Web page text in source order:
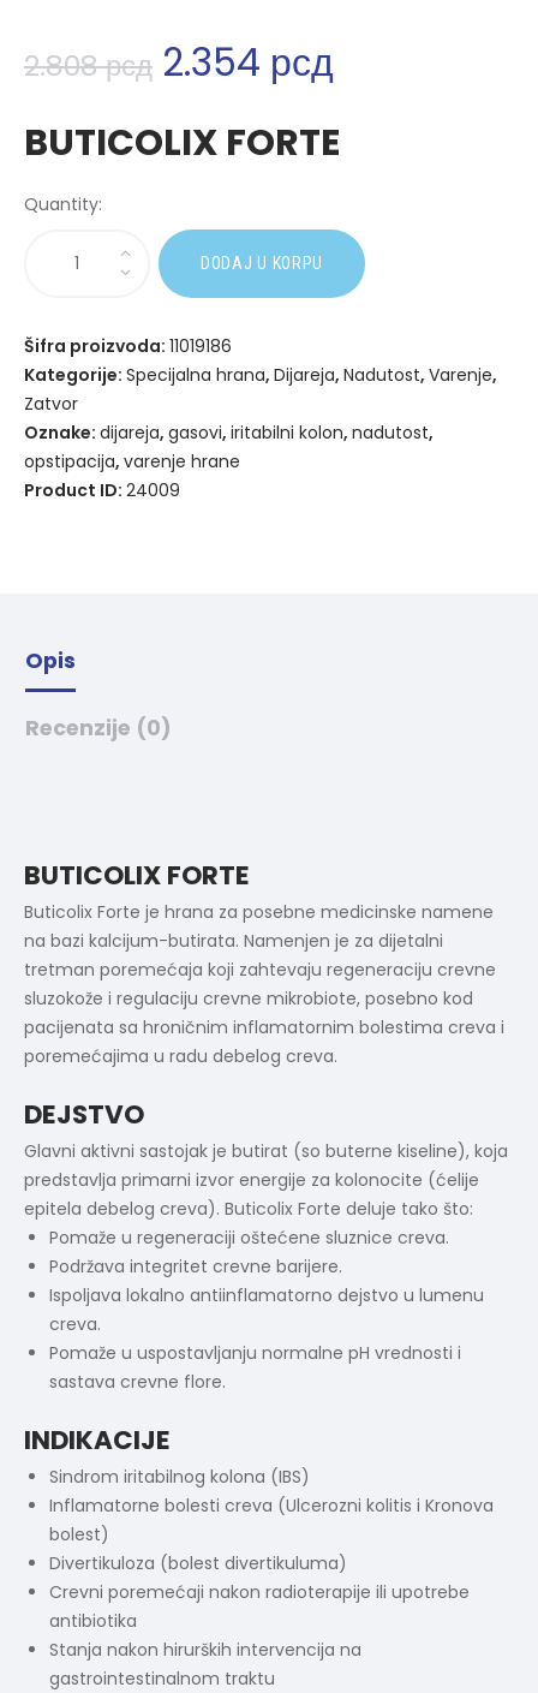
2.808рсд 2.354 рсд
BUTICOLIX FORTE
Quantity:
DODAJ U KORPU
n
t
Šifra proizvoda: 11019186
Kategorije: Specijalna hrana, Dijareja, Nadutost, Varenje,
Zatvor
Oznake: dijareja, gasovi, iritabilni kolon, nadutost,
opstipacija, varenje hrane
Product ID: 24009
Opis
Recenzije (0)
BUTICOLIX FORTE
Buticolix Forte je hrana za posebne medicinske namene
na bazi kalcijum-butirata. Namenjen je za dijetalni
tretman poremećaja koji zahtevaju regeneraciju crevne
sluzokože i regulaciju crevne mikrobiote, posebno kod
pacijenata sa hroničnim inflamatornim bolestima creva i
poremećajima u radu debelog creva.
DEJSTVO
Glavni aktivni sastojak je butirat (so buterne kiseline), koja
predstavlja primarni izvor energije za kolonocite (ćelije
epitela debelog creva). Buticolix Forte deluje tako što:
Pomaže u regeneraciji oštećene sluznice creva.
Podržava integritet crevne barijere.
Ispoljava lokalno antiinflamatorno dejstvo u lumenu
creva.
Pomaže u uspostavljanju normalne pH vrednosti i
sastava crevne flore.
INDIKACIJE
Sindrom iritabilnog kolona (IBS)
Inflamatorne bolesti creva (Ulcerozni kolitis i Kronova
bolest)
Divertikuloza (bolest divertikuluma)
Crevni poremećaji nakon radioterapije ili upotrebe
antibiotika
Stanja nakon hirurških intervencija na
gastrointestinalnom traktu